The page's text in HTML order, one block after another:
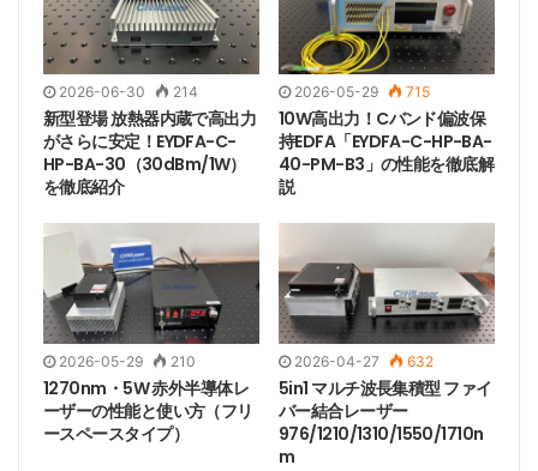
520nm 40W ファイバー結合レーザーは、その独自の波
長と強力なパワーにより、多くの分野で幅広い応用の可
能性を示しており、その高効率、安定性、柔軟性などの
特性により、現代のテクノロジーにおいて不可欠かつ重
要なツールとなっています。テクノロジーの継続的な進
歩とアプリケーション分野の継続的な拡大により、
520nm 40Wファイバー結合レーザーはより多くの分野
でより大きな役割を果たすと考えられています。
2026-06-30 214
新型登場 放熱器内蔵で高出力
がさらに安定！EYDFA-C-
HP-BA-30（30dBm/1W）
を徹底紹介
2026-05-29 715
10W高出力！Cバンド偏波保
持EDFA「EYDFA-C-HP-BA-
40-PM-B3」の性能を徹底解
説
2026-05-29 210
1270nm・5W 赤外半導体レ
ーザーの性能と使い方（フリ
ースペースタイプ）
2026-04-27 632
5in1 マルチ波長集積型 ファイ
バー結合レーザー
976/1210/1310/1550/1710n
m